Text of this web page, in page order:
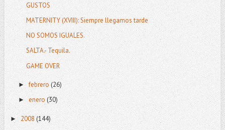
GUSTOS
MATERNITY (XVIII): Siempre llegamos tarde
NO SOMOS IGUALES.
SALTA.- Tequila.
GAME OVER
►febrero (26)
► enero (30)
► 2008 (144)